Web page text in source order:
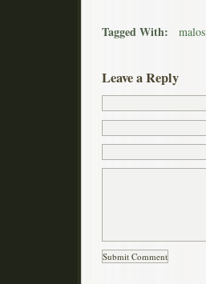
Tagged With: malos
Leave a Reply